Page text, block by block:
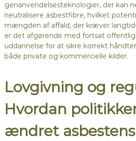
genanvendelsesteknologier, der kan
neutralisere asbestfibre, hvilket
mængden af affald, der kræver
er det afgørende med fortsat
uddannelse for at sikre korrekt
både private og kommercielle kilder.
Lovgivning og
Hvordan
ændret asbestens